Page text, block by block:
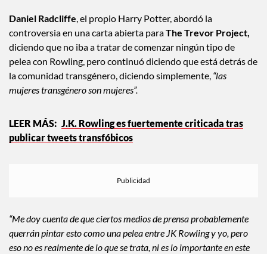
Daniel Radcliffe, el propio Harry Potter, abordó la
controversia en una carta abierta paraThe Trevor Project,
diciendo que no iba a tratar de comenzar ningún tipo de
pelea con Rowling, pero continuó diciendo que está detrás de
la comunidad transgénero, diciendo simplemente,
J.K. Rowling es fuertemente criticada tras
“Me doy cuenta de que ciertos medios de prensa probablemente
querrán pintar esto como una pelea entre JK Rowling y yo, pero